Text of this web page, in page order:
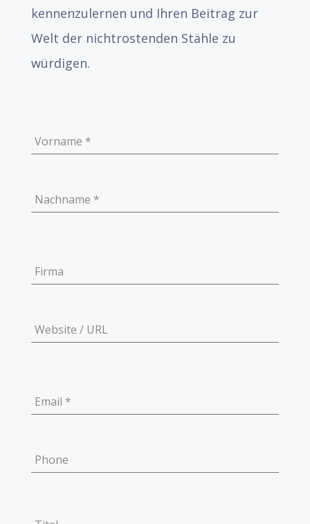
kennenzulernen und Ihren Beitrag zur
Welt der nichtrostenden Stähle zu
würdigen.
Vorname *
Nachname *
Firma
Website / URL
Email *
Phone